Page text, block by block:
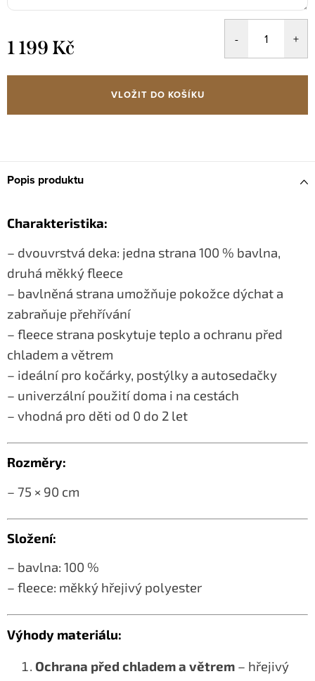
1 199 Kč
cena:
VLOŽIT DO KOŠÍKU
Popis produktu
Charakteristika:
– dvouvrstvá deka: jedna strana 100 % bavlna,
druhá měkký fleece
– bavlněná strana umožňuje pokožce dýchat a
zabraňuje přehřívání
– fleece strana poskytuje teplo a ochranu před
chladem a větrem
– ideální pro kočárky, postýlky a autosedačky
– univerzální použití doma i na cestách
– vhodná pro děti od 0 do 2 let
Rozměry:
– 75 × 90 cm
Složení:
– bavlna: 100 %
– fleece: měkký hřejivý polyester
Výhody materiálu:
Ochrana před chladem a větrem – hřejivý